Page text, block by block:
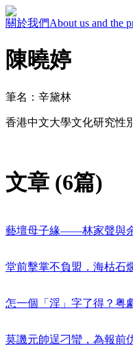
關於我們About us and the
陳曉婷
筆名：辛黛林
香港中文大學文化研究
文章 (6篇)
藝壇母子緣——林家聲與
堂前擊掌不負盟．海枯石
怎一個「淫」字了得？粤
莫譏元帥逞刁蠻，為報